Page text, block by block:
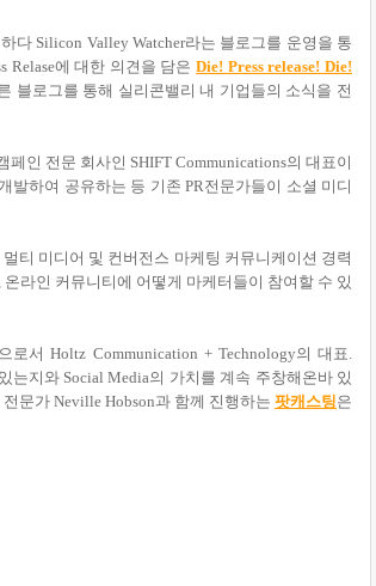
다 Silicon Valley Watcher라는 블로그를 운영을 통
Relase에 대한 의견을 담은Die! Press release! Die!
블로그를 통해 실리콘밸리 내 기업들의 소식을 전
인 전문 회사인 SHIFT Communications의 대표이
발하여 공유하는 등 기존 PR전문가들이 소셜 미디
티 미디어 및 컨버전스 마케팅 커뮤니케이션 경력
라인 커뮤니티에 어떻게 마케터들이 참여할 수 있
서 Holtz Communication + Technology의 대표.
는지와 Social Media의 가치를 계속 주창해온바 있
문가 Neville Hobson과 함께 진행하는 팟캐스팅은